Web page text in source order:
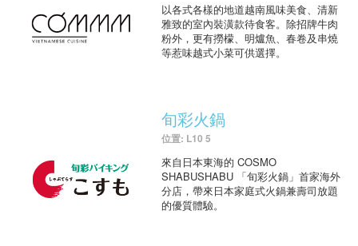
以各式各樣的地道越南風味美食、清新
雅致的室內裝潢款待食客。除招牌牛肉
粉外，更有撈檬、明爐魚、春卷及串燒
等惹味越式小菜可供選擇。
旬彩火鍋
位置: L10 5
來自日本東海的 COSMO
SHABUSHABU 「旬彩火鍋」首家海外
分店，帶來日本家庭式火鍋兼壽司放題
的優質體驗。